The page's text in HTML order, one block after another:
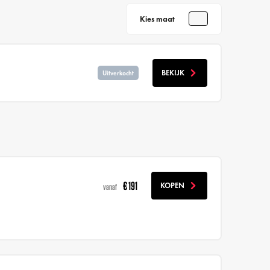
Kies maat
Uitverkocht BEKIJK
vanaf € 191 KOPEN